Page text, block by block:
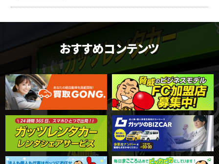
おすすめコンテンツ